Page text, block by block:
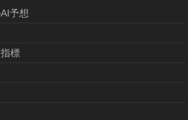
予想
標